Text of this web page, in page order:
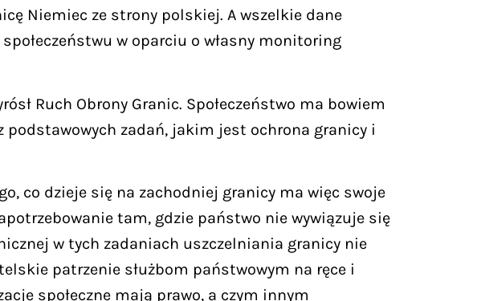
Niemiec ze strony polskiej. A wszelkie dane
w oparciu o własny monitoring
Ruch Obrony Granic. Społeczeństwo ma bowiem
podstawowych zadań, jakim jest ochrona granicy i
co dzieje się na zachodniej granicy ma więc swoje
tam, gdzie państwo nie wywiązuje się
w tych zadaniach uszczelniania granicy nie
patrzenie służbom państwowym na ręce i
społeczne mają prawo, a czym innym